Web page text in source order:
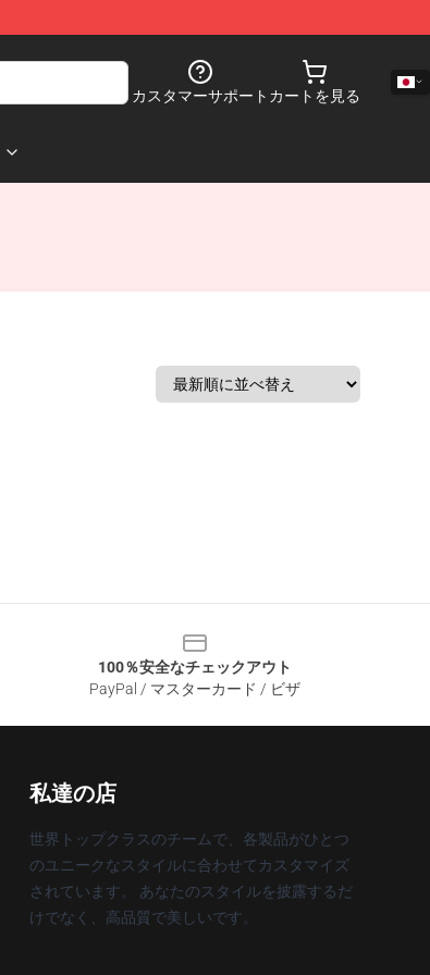
カスタマーサポート カートを見る
100％安全なチェックアウト
PayPal / マスターカード / ビザ
私達の店
世界トップクラスのチームで、各製品がひとつ
のユニークなスタイルに合わせてカスタマイズ
されています。 あなたのスタイルを披露するだ
けでなく、高品質で美しいです。